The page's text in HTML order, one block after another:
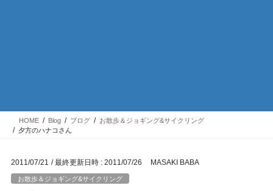
HOME Blog ブログ
お散歩＆ジョギング&サイクリング
夕方のハナコさん
2011/07/21 / 最終更新日時 : 2011/07/26 MASAKI BABA
お散歩＆ジョギング&サイクリング